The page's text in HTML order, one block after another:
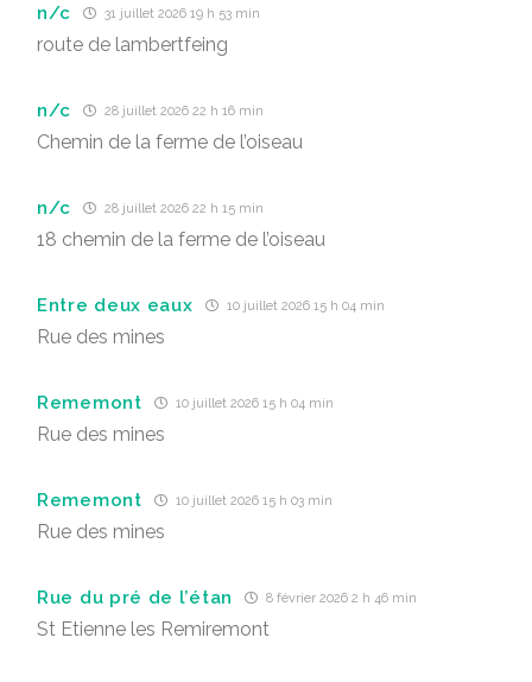
n/c 31 juillet 2026 19 h 53 min
route de lambertfeing
n/c 28 juillet 2026 22 h 16 min
Chemin de la ferme de l’oiseau
n/c 28 juillet 2026 22 h 15 min
18 chemin de la ferme de l’oiseau
Entre deux eaux 10 juillet 2026 15 h 04 min
Rue des mines
Rememont 10 juillet 2026 15 h 04 min
Rue des mines
Rememont 10 juillet 2026 15 h 03 min
Rue des mines
Rue du pré de l’étan 8 février 2026 2 h 46 min
St Etienne les Remiremont